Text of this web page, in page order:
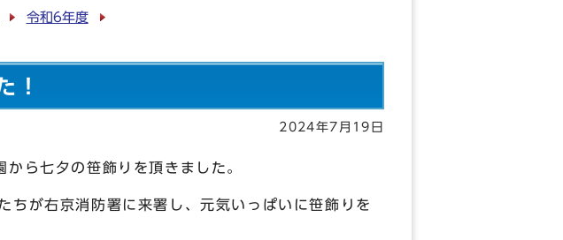
令和6年度
！
2024年7月19日
ら七夕の笹飾りを頂きました。
が右京消防署に来署し、元気いっぱいに笹飾りを